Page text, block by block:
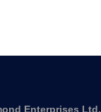
Enterprises Ltd.